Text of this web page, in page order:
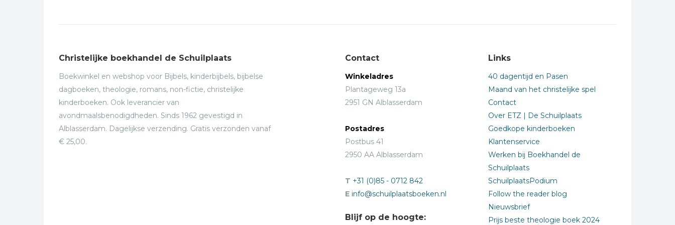
Christelijke boekhandel de Schuilplaats
Boekwinkel en webshop voor Bijbels, kinderbijbels, bijbelse
dagboeken, theologie, romans, non-fictie, christelijke
kinderboeken. Ook leverancier van
avondmaalsbenodigdheden. Sinds 1962 gevestigd in
Alblasserdam. Dagelijkse verzending. Gratis verzonden vanaf
€ 25,00.
Contact
Winkeladres
Plantageweg 13a
2951 GN Alblasserdam
Postadres
Postbus 41
2950 AA Alblasserdam
T +31 (0)85 - 0712 842
E info@schuilplaatsboeken.nl
Blijf op de hoogte:
Links
40 dagentijd en Pasen
Maand van het christelijke spel
Contact
Over ETZ | De Schuilplaats
Goedkope kinderboeken
Klantenservice
Werken bij Boekhandel de
Schuilplaats
SchuilplaatsPodium
Follow the reader blog
Nieuwsbrief
Prijs beste theologie boek 2024